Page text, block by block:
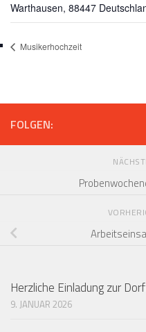
Warthausen, 88447
Musikerhochzeit
FOLGEN:
Herzliche Einladung zur
9. JANUAR 2026